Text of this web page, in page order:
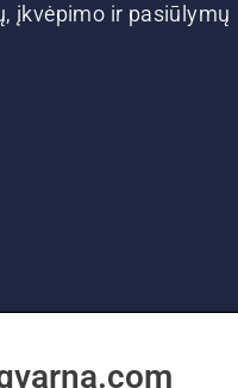
įkvėpimo ir pasiūlymų